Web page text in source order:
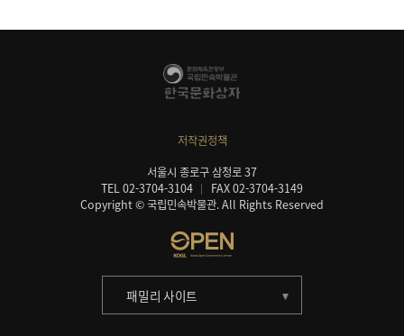
저작권정책
서울시 종로구 삼청로 37
TEL 02-3704-3104
FAX 02-3704-3149
Copyright © 국립민속박물관. All Rights Reserved
패밀리 사이트